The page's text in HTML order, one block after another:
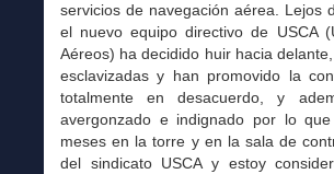
servicios de navegación aérea. Lejos
el nuevo equipo directivo de USCA
Aéreos) ha decidido huir hacia
esclavizadas y han promovido la
totalmente en desacuerdo, y
avergonzado e indignado por lo
meses en la torre y en la sala de
del sindicato USCA y estoy